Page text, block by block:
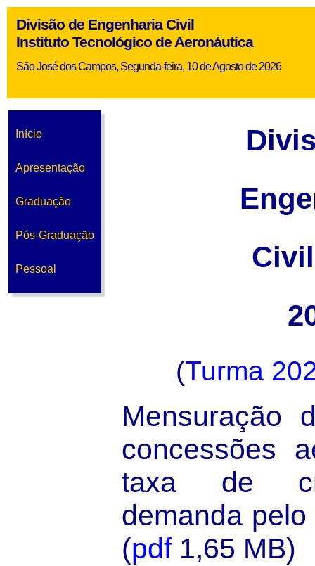
Divisão de Engenharia Civil
Instituto Tecnológico de Aeronáutica
São José dos Campos, Segunda-feira, 10 de Agosto de 2026
Início
Apresentação
Graduação
Pós-Graduação
Pessoal
(Turma
Mensuração
concessões
taxa de
demanda
(pdf1,65 MB)